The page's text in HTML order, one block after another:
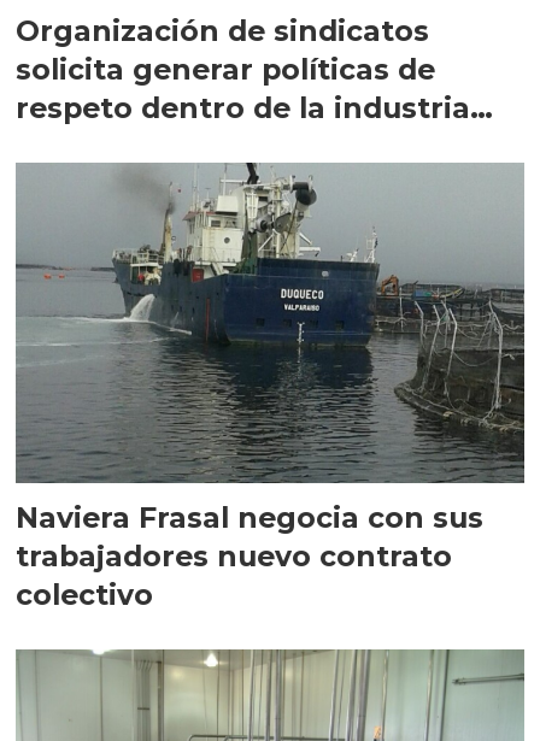
Organización de sindicatos
solicita generar políticas de
respeto dentro de la industria
Naviera Frasal negocia con sus
trabajadores nuevo contrato
colectivo